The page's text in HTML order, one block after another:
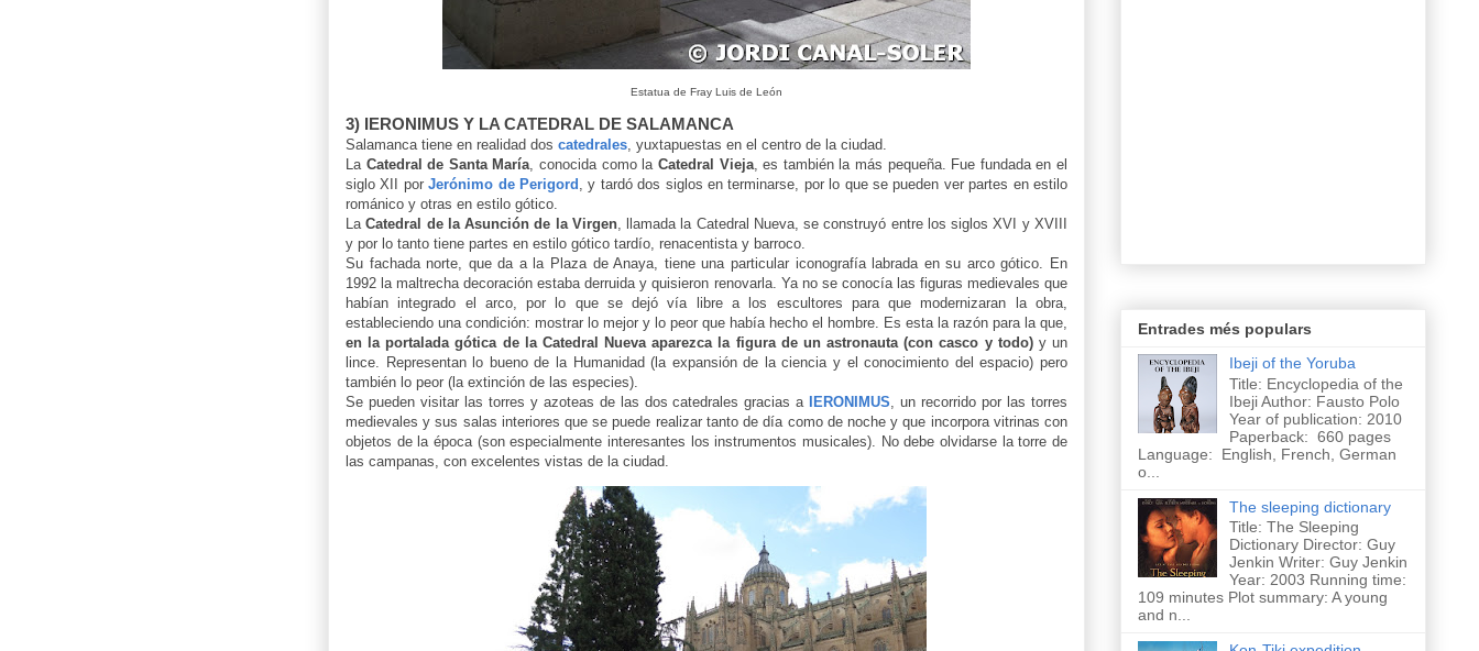
Estatua de Fray Luis de León
3) IERONIMUS Y LA CATEDRAL DE SALAMANCA
Salamanca tiene en realidad dos catedrales , yuxtapuestas en el centro de la ciudad.
La Catedral de Santa María , conocida como la Catedral Vieja, es también la más pequeña. Fue fundada en el
siglo XII porJerónimo de Perigord , y tardó dos siglos en terminarse, por lo que se pueden ver partes en estilo
románico y otras en estilo gótico.
LaCatedral de la Asunción de la Virgen, llamada la Catedral Nueva, se construyó entre los siglos XVI y XVIII
y por lo tanto tiene partes en estilo gótico tardío, renacentista y barroco.
Su fachada norte, que da a la Plaza de Anaya, tiene una particular iconografía labrada en su arco gótico. En
1992 la maltrecha decoración estaba derruida y quisieron renovarla. Ya no se conocía las figuras medievales que
habían integrado el arco, por lo que se dejó vía libre a los escultores para que modernizaran la obra,
estableciendo una condición: mostrar lo mejor y lo peor que había hecho el hombre. Es esta la razón para la que,
en la portalada gótica de la Catedral Nueva aparezca la figura de un astronauta (con casco y todo)y un
lince. Representan lo bueno de la Humanidad (la expansión de la ciencia y el conocimiento del espacio) pero
también lo peor (la extinción de las especies).
Se pueden visitar las torres y azoteas de las dos catedrales gracias aIERONIMUS , un recorrido por las torres
medievales y sus salas interiores que se puede realizar tanto de día como de noche y que incorpora vitrinas con
objetos de la época (son especialmente interesantes los instrumentos musicales). No debe olvidarse la torre de
las campanas, con excelentes vistas de la ciudad.
Entrades més populars
Ibeji of the Yoruba
Title: Encyclopedia of the
Ibeji Author: Fausto Polo
Year of publication: 2010
Paperback: 660 pages
Language: English, French, German
o...
The sleeping dictionary
Title: The Sleeping
Dictionary Director: Guy
Jenkin Writer: Guy Jenkin
Year: 2003 Running time:
109 minutes Plot summary: A young
and n...